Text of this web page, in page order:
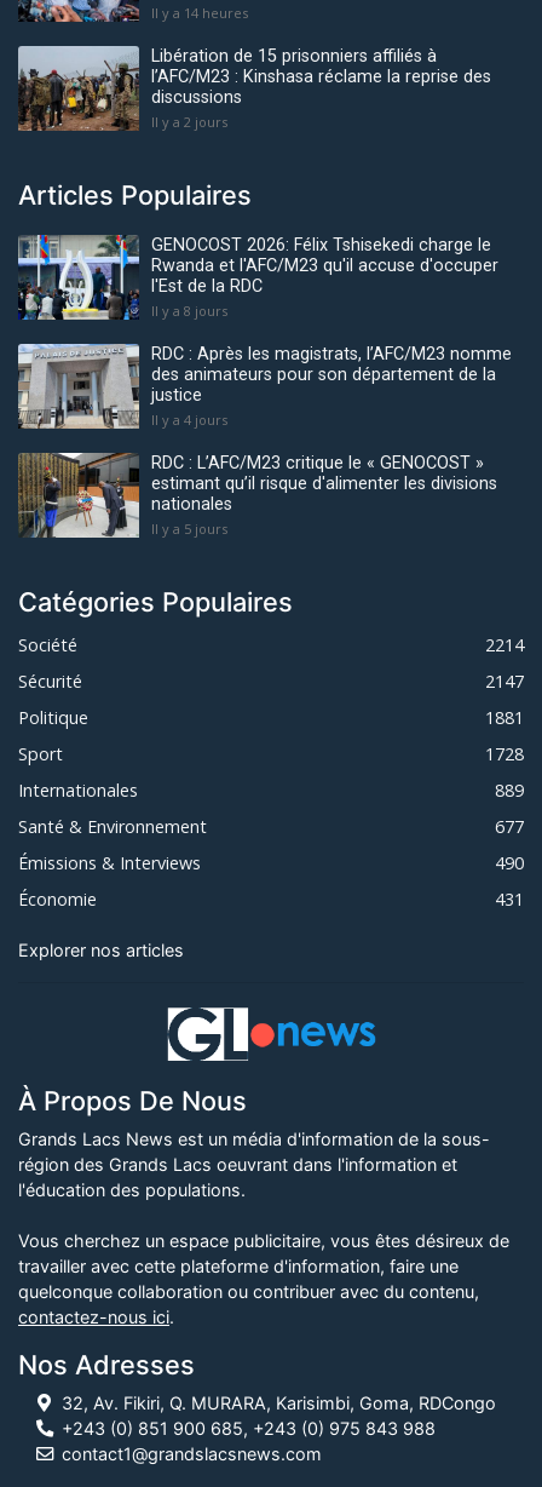
Il y a 14 heures
Libération de 15 prisonniers affiliés à
l’AFC/M23 : Kinshasa réclame la reprise des
discussions
Il y a 2 jours
Articles Populaires
GENOCOST 2026: Félix Tshisekedi charge le
Rwanda et l'AFC/M23 qu'il accuse d'occuper
l'Est de la RDC
Il y a 8 jours
RDC : Après les magistrats, l’AFC/M23 nomme
des animateurs pour son département de la
justice
Il y a 4 jours
RDC : L’AFC/M23 critique le « GENOCOST »
estimant qu’il risque d'alimenter les divisions
nationales
Il y a 5 jours
Catégories Populaires
Société
2214
Sécurité
2147
Politique
1881
Sport
1728
Internationales
889
Santé & Environnement
677
Émissions & Interviews
490
Économie
431
Explorer nos articles
À Propos De Nous
Grands Lacs News est un média d'information de la sous-
région des Grands Lacs oeuvrant dans l'information et
l'éducation des populations.
Vous cherchez un espace publicitaire, vous êtes désireux de
travailler avec cette plateforme d'information, faire une
quelconque collaboration ou contribuer avec du contenu,
contactez-nous ici.
Nos Adresses
32, Av. Fikiri, Q. MURARA, Karisimbi, Goma, RDCongo
+243 (0) 851 900 685, +243 (0) 975 843 988
contact1@grandslacsnews.com